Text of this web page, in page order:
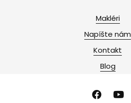
Makléri
Napíšte nám
Kontakt
Blog